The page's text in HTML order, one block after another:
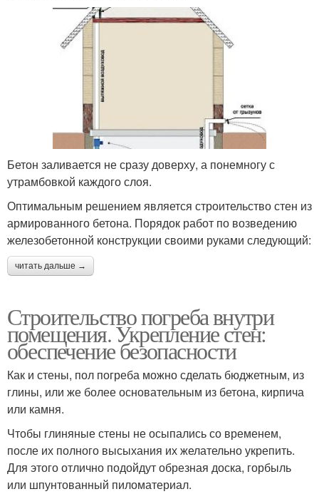
Бетон заливается не сразу доверху, а понемногу с
утрамбовкой каждого слоя.
Оптимальным решением является строительство стен из
армированного бетона. Порядок работ по возведению
железобетонной конструкции своими руками следующий:
читать дальше →
Строительство погреба внутри
помещения. Укрепление стен:
обеспечение безопасности
Как и стены, пол погреба можно сделать бюджетным, из
глины, или же более основательным из бетона, кирпича
или камня.
Чтобы глиняные стены не осыпались со временем,
после их полного высыхания их желательно укрепить.
Для этого отлично подойдут обрезная доска, горбыль
или шпунтованный пиломатериал.